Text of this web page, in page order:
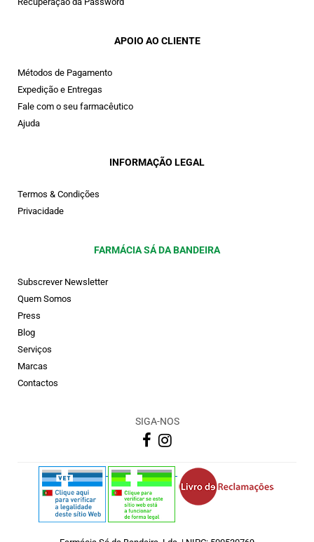
APOIO AO CLIENTE
Métodos de Pagamento
Expedição e Entregas
Fale com o seu farmacêutico
Ajuda
INFORMAÇÃO LEGAL
Termos & Condições
Privacidade
FARMÁCIA SÁ DA BANDEIRA
Subscrever Newsletter
Quem Somos
Press
Blog
Serviços
Marcas
Contactos
SIGA-NOS